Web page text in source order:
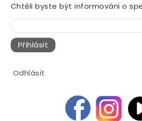
Chtěli byste být informováni o
Přihlásit
Odhlásit